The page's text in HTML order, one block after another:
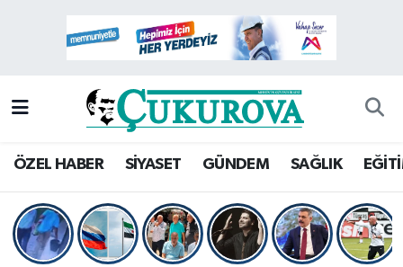
ÖZEL HABER SİYASET GÜNDEM SAĞLIK
Mersin Hava Durumu
Mersin Namaz Vakitleri
Mersin Trafik Yoğunluk Haritası
Süper Lig Puan Durumu ve Fikstür